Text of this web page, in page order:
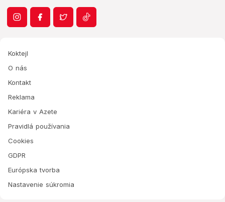
Koktejl
O nás
Kontakt
Reklama
Kariéra v Azete
Pravidlá používania
Cookies
GDPR
Európska tvorba
Nastavenie súkromia